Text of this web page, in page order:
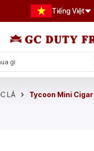
Tiếng Việt
LÁ
Tycoon Mini